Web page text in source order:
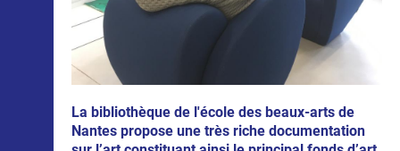
La bibliothèque de l'école des beaux-arts de
Nantes propose une très riche documentation